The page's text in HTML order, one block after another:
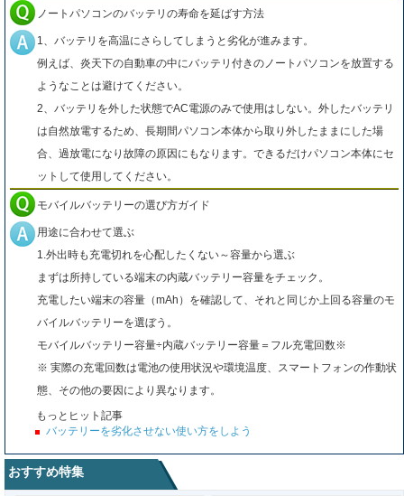
ノートパソコンのバッテリの寿命を延ばす方法
1、バッテリを高温にさらしてしまうと劣化が進みます。
例えば、炎天下の自動車の中にバッテリ付きのノートパソコンを放置する
ようなことは避けてください。
2、バッテリを外した状態でAC電源のみで使用はしない。外したバッテリ
は自然放電するため、長期間パソコン本体から取り外したままにした場
合、過放電になり故障の原因にもなります。できるだけパソコン本体にセ
ットして使用してください。
モバイルバッテリーの選び方ガイド
用途に合わせて選ぶ
1.外出時も充電切れを心配したくない～容量から選ぶ
まずは所持している端末の内蔵バッテリー容量をチェック。
充電したい端末の容量（mAh）を確認して、それと同じか上回る容量のモ
バイルバッテリーを選ぼう。
モバイルバッテリー容量÷内蔵バッテリー容量＝フル充電回数※
※ 実際の充電回数は電池の使用状況や環境温度、スマートフォンの作動状
態、その他の要因により異なります。
もっとヒット記事
バッテリーを劣化させない使い方をしよう
おすすめ特集